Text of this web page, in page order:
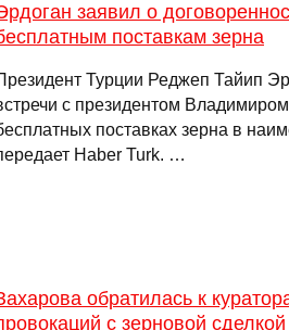
заявил о
поставкам зерна
Турции Реджеп Тайип
с президентом
поставках зерна в
Haber Turk. …
обратилась к
с зерновой сделкой